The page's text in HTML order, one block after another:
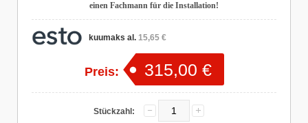
einen Fachmann für die Installation!
kuumaks al. 15,65 €
Preis: 315,00 €
Stückzahl: